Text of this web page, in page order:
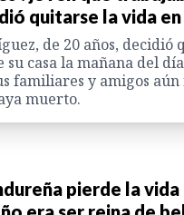
quitarse la vida
de 20 años, decidió
casa la mañana del
familiares y amigos
muerto.
pierde la